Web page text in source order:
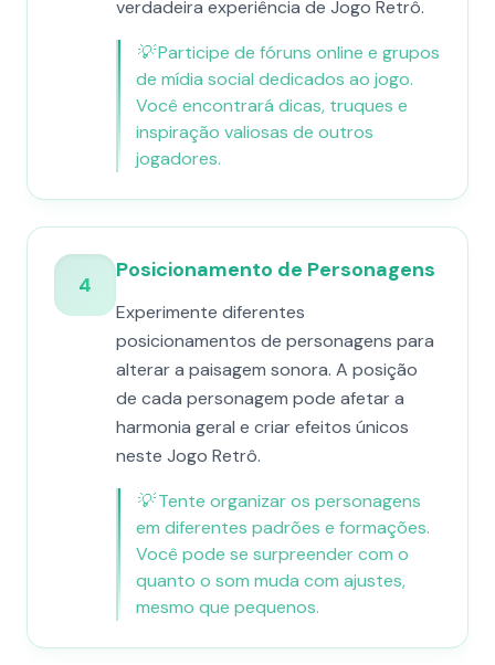
verdadeira experiência de Jogo Retrô.
💡Participe de fóruns online e grupos
de mídia social dedicados ao jogo.
Você encontrará dicas, truques e
inspiração valiosas de outros
jogadores.
4
Posicionamento de Personagens
Experimente diferentes
posicionamentos de personagens para
alterar a paisagem sonora. A posição
de cada personagem pode afetar a
harmonia geral e criar efeitos únicos
neste Jogo Retrô.
💡Tente organizar os personagens
em diferentes padrões e formações.
Você pode se surpreender com o
quanto o som muda com ajustes,
mesmo que pequenos.